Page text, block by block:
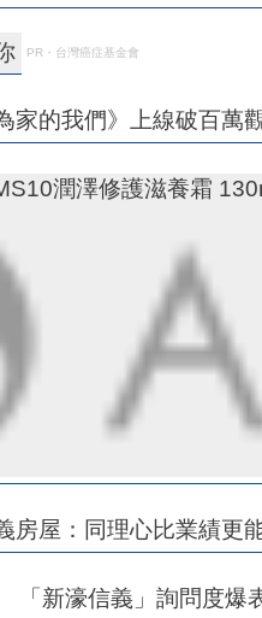
PR・台灣癌症基金會
家的我們》上線破百
潤澤修護滋養霜
屋：同理心比業績更
「新濠信義」詢問度爆